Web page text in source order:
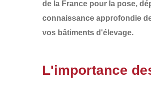
de la France pour la pose,
connaissance approfondie
vos bâtiments d'élevage.
L'importance